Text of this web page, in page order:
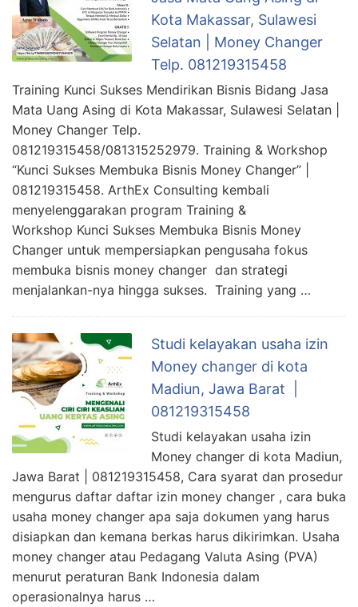
Kota Makassar, Sulawesi
Selatan | Money Changer
Telp. 081219315458
Training Kunci Sukses Mendirikan Bisnis Bidang Jasa
Mata Uang Asing di Kota Makassar, Sulawesi Selatan |
Money Changer Telp.
081219315458/081315252979. Training & Workshop
“Kunci Sukses Membuka Bisnis Money Changer” |
081219315458. ArthEx Consulting kembali
menyelenggarakan program Training &
Workshop Kunci Sukses Membuka Bisnis Money
Changer untuk mempersiapkan pengusaha fokus
membuka bisnis money changer dan strategi
menjalankan-nya hingga sukses. Training yang …
Studi kelayakan usaha izin
Money changer di kota
Madiun, Jawa Barat |
081219315458
Studi kelayakan usaha izin
Money changer di kota Madiun,
Jawa Barat | 081219315458, Cara syarat dan prosedur
mengurus daftar daftar izin money changer , cara buka
usaha money changer apa saja dokumen yang harus
disiapkan dan kemana berkas harus dikirimkan. Usaha
money changer atau Pedagang Valuta Asing (PVA)
menurut peraturan Bank Indonesia dalam
operasionalnya harus …